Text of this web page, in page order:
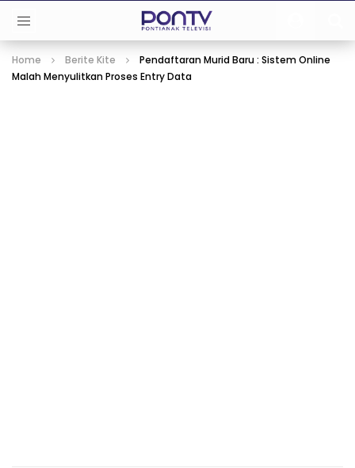
Home Berite Kite
Pendaftaran Murid Baru : Sistem Online
Malah Menyulitkan Proses Entry Data